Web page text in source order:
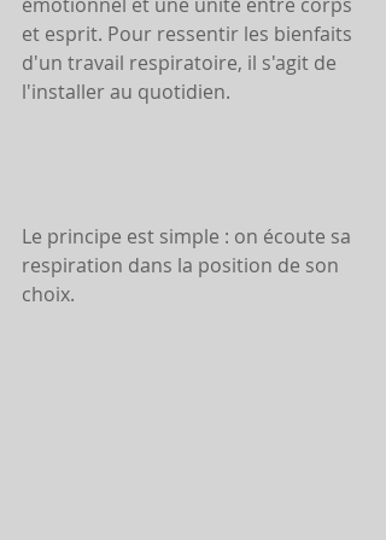
et esprit. Pour ressentir les bienfaits
d'un travail respiratoire, il s'agit de
l'installer au quotidien.
Le principe est simple : on écoute sa
respiration dans la position de son
choix.